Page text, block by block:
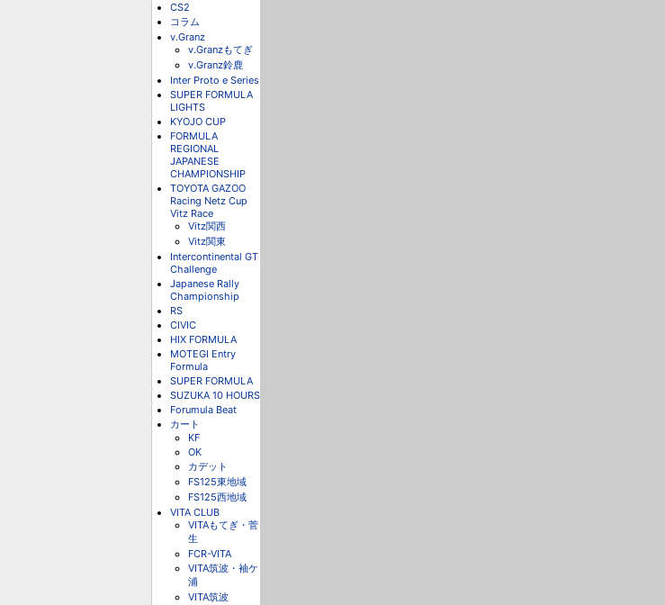
CS2
コラム
v.Granz
v.Granzもてぎ
v.Granz鈴鹿
Inter Proto e Series
SUPER FORMULA
LIGHTS
KYOJO CUP
FORMULA
REGIONAL
JAPANESE
CHAMPIONSHIP
TOYOTA GAZOO
Racing Netz Cup
Vitz Race
Vitz関西
Vitz関東
Intercontinental GT
Challenge
Japanese Rally
Championship
RS
CIVIC
HIX FORMULA
MOTEGI Entry
Formula
SUPER FORMULA
SUZUKA 10 HOURS
Forumula Beat
カート
KF
OK
カデット
FS125東地域
FS125西地域
VITA CLUB
VITAもてぎ・菅
生
FCR-VITA
VITA筑波・袖ケ
浦
VITA筑波